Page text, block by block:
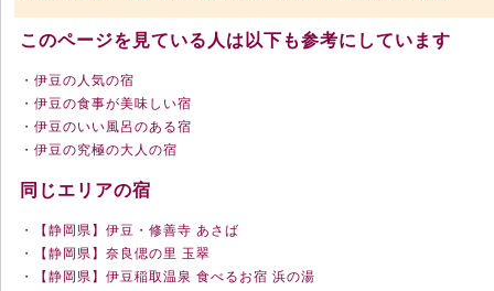
このページを見ている人は以下も参考にしています
・ 伊豆の人気の宿
・ 伊豆の食事が美味しい宿
・ 伊豆のいい風呂のある宿
・ 伊豆の究極の大人の宿
同じエリアの宿
・
【静岡県】伊豆・修善寺 あさば
・
【静岡県】奈良偲の里 玉翠
・
【静岡県】伊豆稲取温泉 食べるお宿 浜の湯